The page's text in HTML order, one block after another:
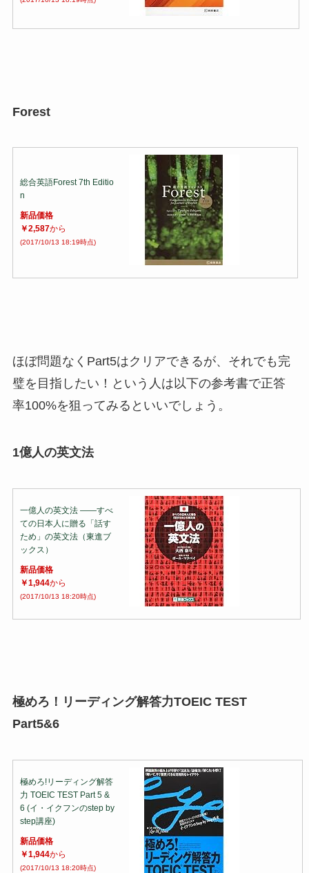
Forest
総合英語Forest 7th Editio
n
新品価格
￥2,587から
(2017/10/13 18:19時点)
ほぼ問題なくPart5はクリアできるが、それでも完
璧を目指したい！という人は以下の参考書で正答
率100%を狙ってみるといいでしょう。
1億人の英文法
一億人の英文法 ――すべ
ての日本人に贈る「話す
ため」の英文法（東進ブ
ックス）
新品価格
￥1,944から
(2017/10/13 18:20時点)
極めろ！リーディング解答力TOEIC TEST
Part5&6
極めろ!リーディング解答
力 TOEIC TEST Part 5 &
6 (イ・イクフンのstep by
step講座)
新品価格
￥1,944から
(2017/10/13 18:20時点)